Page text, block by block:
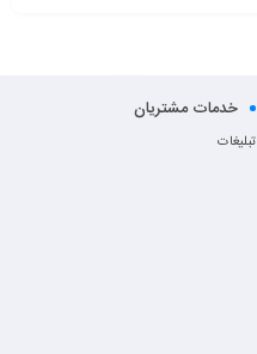
خدمات مشتریان
تبلیغات